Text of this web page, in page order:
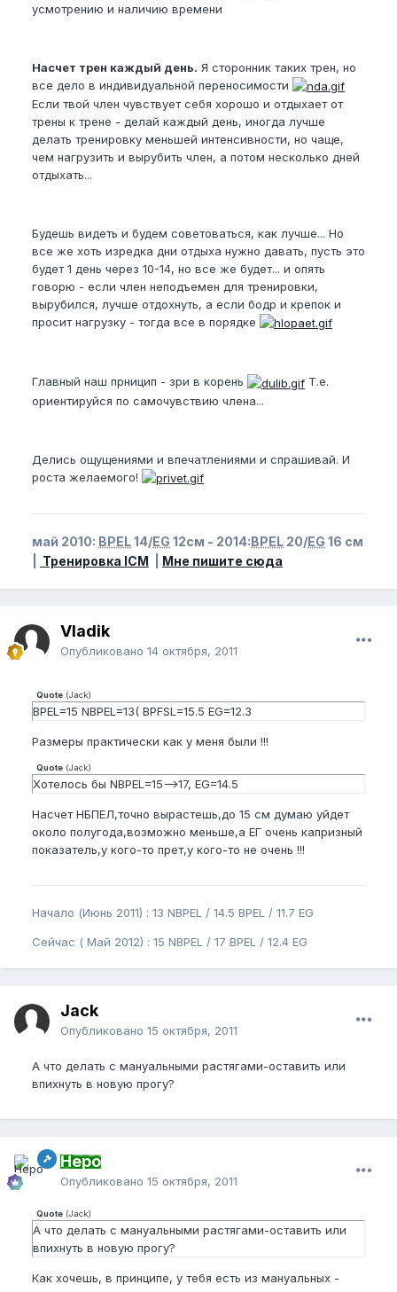
усмотрению и наличию времени
Насчет трен каждый день. Я сторонник таких трен, но
все дело в индивидуальной переносимости
Если твой член чувствует себя хорошо и отдыхает от
трены к трене - делай каждый день, иногда лучше
делать тренировку меньшей интенсивности, но чаще,
чем нагрузить и вырубить член, а потом несколько дней
отдыхать...
Будешь видеть и будем советоваться, как лучше... Но
все же хоть изредка дни отдыха нужно давать, пусть это
будет 1 день через 10-14, но все же будет... и опять
говорю - если член неподъемен для тренировки,
вырубился, лучше отдохнуть, а если бодр и крепок и
просит нагрузку - тогда все в порядке
Главный наш прницип - зри в корень
Т.е.
ориентируйся по самочувствию члена...
Делись ощущениями и впечатлениями и спрашивай. И
роста желаемого!
май 2010: BPEL14/EG 12см - 2014:BPEL 20/EG 16 см
Тренировка ICM Мне пишите сюда
Vladik
Опубликовано 14 октября, 2011
Quote (Jack)
BPEL=15 NBPEL=13( BPFSL=15.5 EG=12.3
Размеры практически как у меня были !!!
Quote (Jack)
Хотелось бы NBPEL=15-->17, EG=14.5
Насчет НБПЕЛ,точно вырастешь,до 15 см думаю уйдет
около полугода,возможно меньше,а ЕГ очень капризный
показатель,у кого-то прет,у кого-то не очень !!!
Начало (Июнь 2011) : 13 NBPEL / 14.5 BPEL / 11.7 EG
Сейчас ( Май 2012) : 15 NBPEL / 17 BPEL / 12.4 EG
Jack
Опубликовано 15 октября, 2011
А что делать с мануальными растягами-оставить или
впихнуть в новую прогу?
Неро
Опубликовано 15 октября, 2011
Quote (Jack)
А что делать с мануальными растягами-оставить или
впихнуть в новую прогу?
Как хочешь, в принципе, у тебя есть из мануальных -